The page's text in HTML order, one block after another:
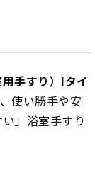
手すり）Iタイ
使い勝手や安
」浴室手すり